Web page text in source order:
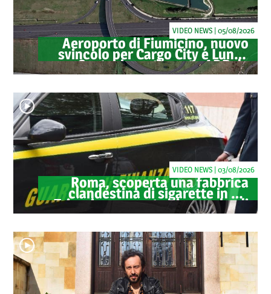
Aeroporto di Fiumicino, nuovo
svincolo per Cargo City e Lunga
Sosta: investimento ADR da
oltre 40 milioni
VIDEO NEWS | 05/08/2026
Roma, scoperta una fabbrica
clandestina di sigarette in via
Trigoria: sequestrati 1.350 kg di
tabacco
VIDEO NEWS | 03/08/2026